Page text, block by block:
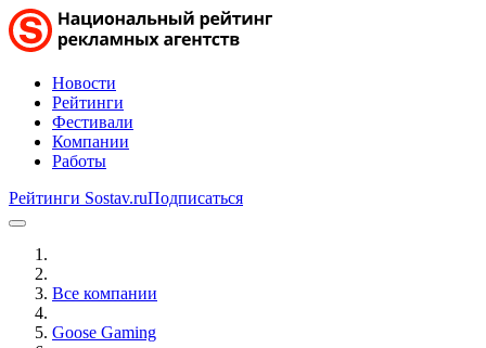
Новости
Рейтинги
Фестивали
Компании
Работы
Рейтинги Sostav.ruПодписаться
Все компании
Goose Gaming